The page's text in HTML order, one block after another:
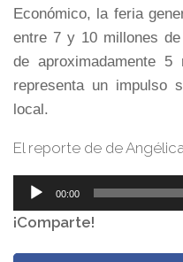
Económico, la feria
entre 7 y 10 millones
de aproximadamente
representa un impulso
local.
El reporte de de
Reproductor
de
00:00
¡Comparte!